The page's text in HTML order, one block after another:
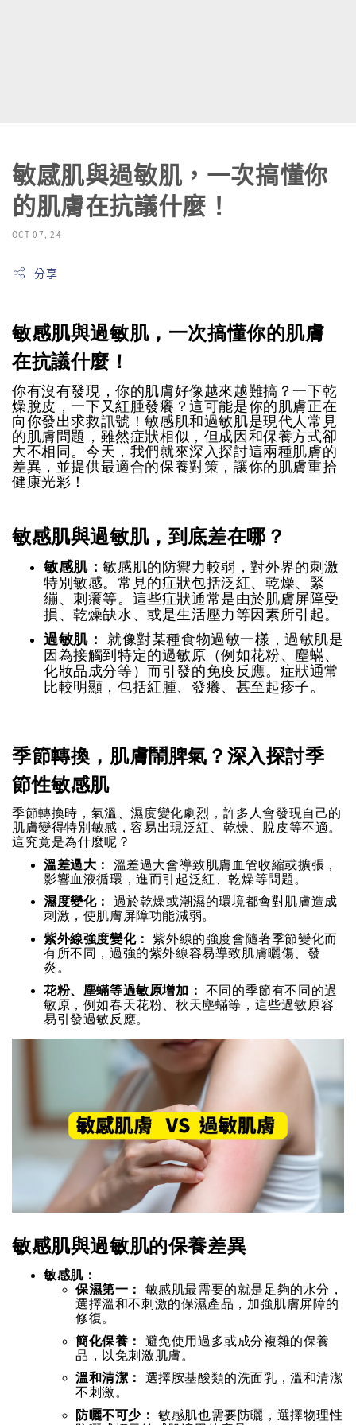
敏感肌與過敏肌，一次搞懂你
的肌膚在抗議什麼！
OCT 07, 24
分享
敏感肌與過敏肌，一次搞懂你的肌膚
在抗議什麼！
你有沒有發現，你的肌膚好像越來越難搞？一下乾
燥脫皮，一下又紅腫發癢？這可能是你的肌膚正在
向你發出求救訊號！敏感肌和過敏肌是現代人常見
的肌膚問題，雖然症狀相似，但成因和保養方式卻
大不相同。今天，我們就來深入探討這兩種肌膚的
差異，並提供最適合的保養對策，讓你的肌膚重拾
健康光彩！
敏感肌與過敏肌，到底差在哪？
敏感肌：敏感肌的防禦力較弱，對外界的刺激
特別敏感。常見的症狀包括泛紅、乾燥、緊
繃、刺癢等。這些症狀通常是由於肌膚屏障受
損、乾燥缺水、或是生活壓力等因素所引起。
過敏肌：
就像對某種食物過敏一樣，過敏肌是
因為接觸到特定的過敏原（例如花粉、塵蟎、
化妝品成分等）而引發的免疫反應。症狀通常
比較明顯，包括紅腫、發癢、甚至起疹子。
季節轉換，肌膚鬧脾氣？深入探討季
節性敏感肌
季節轉換時，氣溫、濕度變化劇烈，許多人會發現自己的
肌膚變得特別敏感，容易出現泛紅、乾燥、脫皮等不適。
這究竟是為什麼呢？
溫差過大：
溫差過大會導致肌膚血管收縮或擴張，
影響血液循環，進而引起泛紅、乾燥等問題。
濕度變化：
過於乾燥或潮濕的環境都會對肌膚造成
刺激，使肌膚屏障功能減弱。
紫外線強度變化：
紫外線的強度會隨著季節變化而
有所不同，過強的紫外線容易導致肌膚曬傷、發
炎。
花粉、塵蟎等過敏原增加：
不同的季節有不同的過
敏原，例如春天花粉、秋天塵蟎等，這些過敏原容
易引發過敏反應。
敏感肌與過敏肌的保養差異
敏感肌：
保濕第一：
敏感肌最需要的就是足夠的水分，
選擇溫和不刺激的保濕產品，加強肌膚屏障的
修復。
簡化保養：
避免使用過多或成分複雜的保養
品，以免刺激肌膚。
溫和清潔：
選擇胺基酸類的洗面乳，溫和清潔
不刺激。
防曬不可少：
敏感肌也需要防曬，選擇物理性